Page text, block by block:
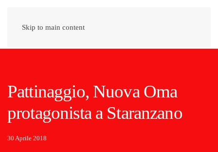
Skip to main content
Pattinaggio, Nuova Oma
protagonista a Staranzano
30 Aprile 2018